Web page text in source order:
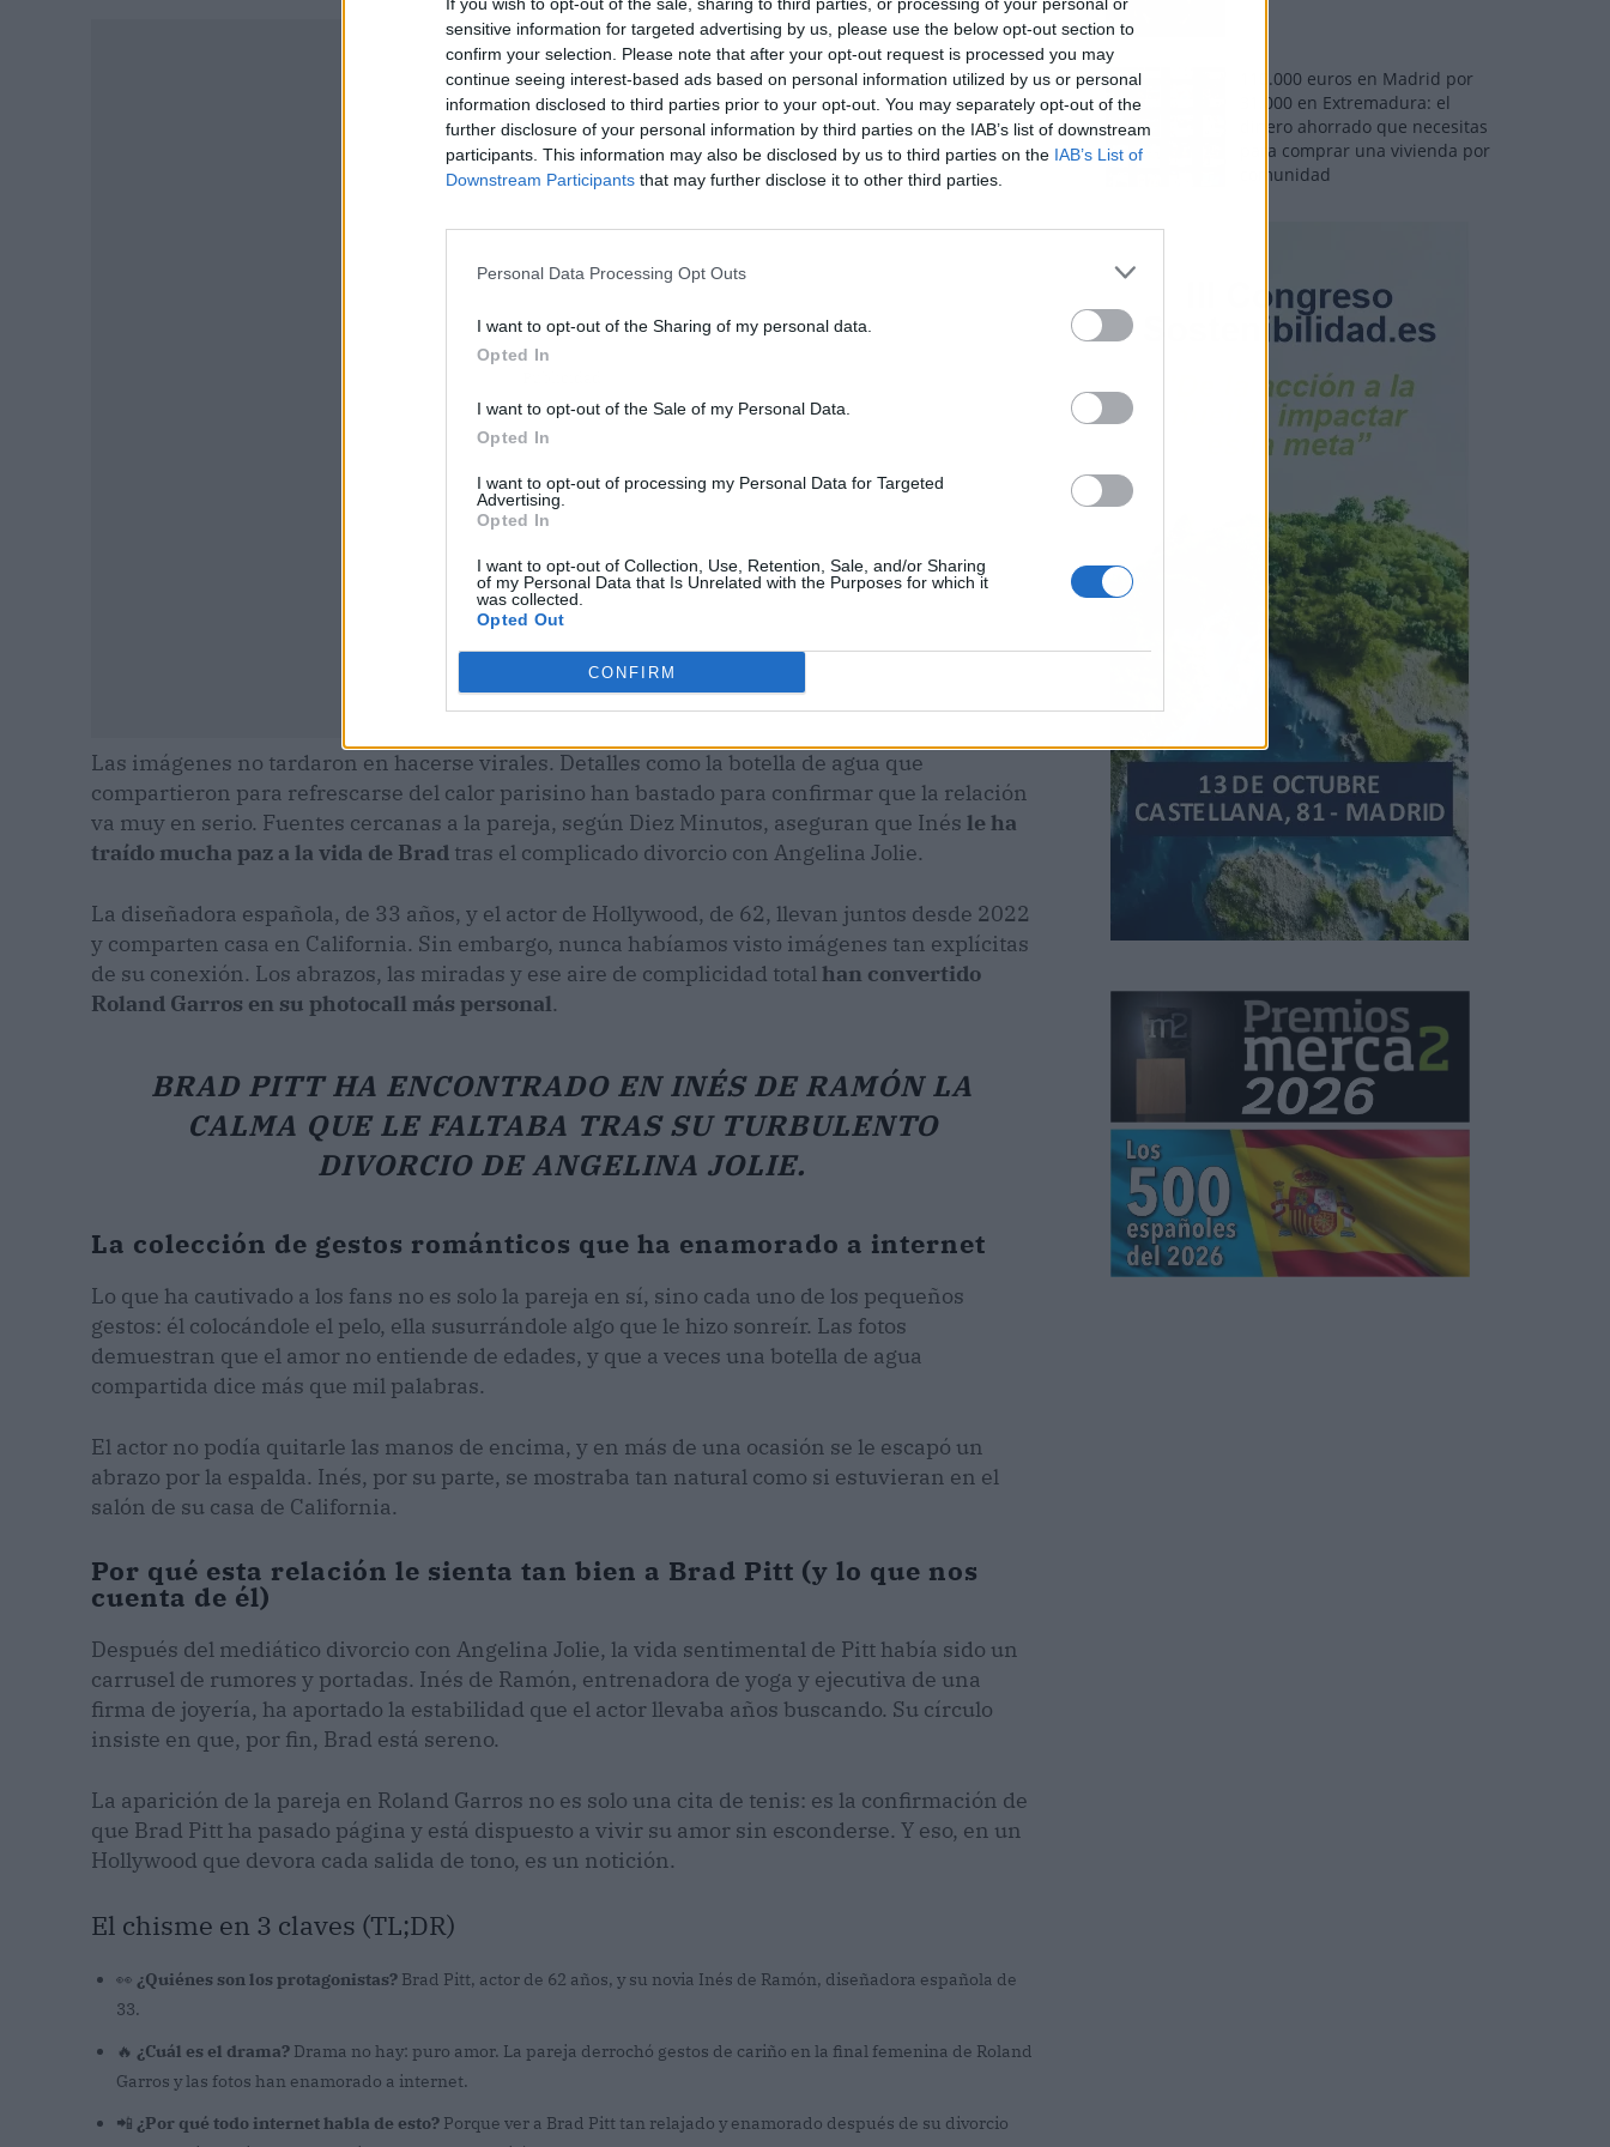
sensitive information for targeted advertising by us, please use the below opt-out section to
confirm your selection. Please note that after your opt-out request is processed you may
continue seeing interest-based ads based on personal information utilized by us or personal
information disclosed to third parties prior to your opt-out. You may separately opt-out of the
further disclosure of your personal information by third parties on the IAB’s list of downstream
participants. This information may also be disclosed by us to third parties on the IAB’s List of
Downstream Participants that may further disclose it to other third parties.
Personal Data Processing Opt Outs
I want to opt-out of the Sharing of my personal data.
Opted In
I want to opt-out of the Sale of my Personal Data.
Opted In
I want to opt-out of processing my Personal Data for Targeted
Advertising.
Opted In
I want to opt-out of Collection, Use, Retention, Sale, and/or Sharing
of my Personal Data that Is Unrelated with the Purposes for which it
was collected.
Opted Out
CONFIRM
Las imágenes no tardaron en hacerse virales. Detalles como la botella de agua que
compartieron para refrescarse del calor parisino han bastado para confirmar que la relación
va muy en serio. Fuentes cercanas a la pareja, según Diez Minutos, aseguran que Inés le ha
traído mucha paz a la vida de Brad tras el complicado divorcio con Angelina Jolie.
La diseñadora española, de 33 años, y el actor de Hollywood, de 62, llevan juntos desde 2022
y comparten casa en California. Sin embargo, nunca habíamos visto imágenes tan explícitas
de su conexión. Los abrazos, las miradas y ese aire de complicidad totalhan convertido
Roland Garros en su photocall más personal.
BRAD PITT HA ENCONTRADO EN INÉS DE RAMÓN LA
CALMA QUE LE FALTABA TRAS SU TURBULENTO
DIVORCIO DE ANGELINA JOLIE.
La colección de gestos románticos que ha enamorado a internet
Lo que ha cautivado a los fans no es solo la pareja en sí, sino cada uno de los pequeños
gestos: él colocándole el pelo, ella susurrándole algo que le hizo sonreír. Las fotos
demuestran que el amor no entiende de edades, y que a veces una botella de agua
compartida dice más que mil palabras.
El actor no podía quitarle las manos de encima, y en más de una ocasión se le escapó un
abrazo por la espalda. Inés, por su parte, se mostraba tan natural como si estuvieran en el
salón de su casa de California.
Por qué esta relación le sienta tan bien a Brad Pitt (y lo que nos
cuenta de él)
Después del mediático divorcio con Angelina Jolie, la vida sentimental de Pitt había sido un
carrusel de rumores y portadas. Inés de Ramón, entrenadora de yoga y ejecutiva de una
firma de joyería, ha aportado la estabilidad que el actor llevaba años buscando. Su círculo
insiste en que, por fin, Brad está sereno.
La aparición de la pareja en Roland Garros no es solo una cita de tenis: es la confirmación de
que Brad Pitt ha pasado página y está dispuesto a vivir su amor sin esconderse. Y eso, en un
Hollywood que devora cada salida de tono, es un notición.
El chisme en 3 claves (TL;DR)
👀 ¿Quiénes son los protagonistas? Brad Pitt, actor de 62 años, y su novia Inés de Ramón, diseñadora española de
33.
🔥 ¿Cuál es el drama? Drama no hay: puro amor. La pareja derrochó gestos de cariño en la final femenina de Roland
Garros y las fotos han enamorado a internet.
📲 ¿Por qué todo internet habla de esto? Porque ver a Brad Pitt tan relajado y enamorado después de su divorcio
110.000 euros en Madrid por
31.000 en Extremadura: el
dinero ahorrado que necesitas
para comprar una vivienda por
comunidad